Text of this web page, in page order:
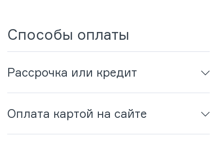
Способы оплаты
Рассрочка или кредит
Оплата картой на сайте